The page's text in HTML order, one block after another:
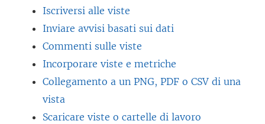
Iscriversi alle viste
Inviare avvisi basati sui dati
Commenti sulle viste
Incorporare viste e metriche
Collegamento a un PNG, PDF o CSV di una
vista
Scaricare viste o cartelle di lavoro